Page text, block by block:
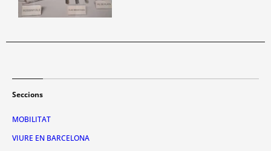
Seccions
MOBILITAT
VIURE EN BARCELONA